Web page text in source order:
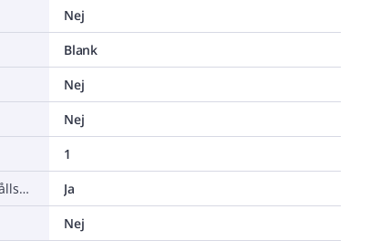
Nej
Blank
Nej
Nej
1
Lämplig för kopplingsmoduler i hushållsmiljöer
Ja
Nej